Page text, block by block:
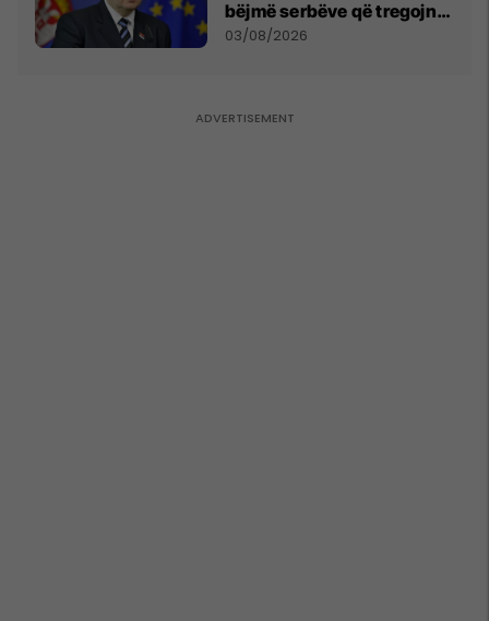
bëjmë serbëve që tregojnë
ku janë varrosur shqiptarët
03/08/2026